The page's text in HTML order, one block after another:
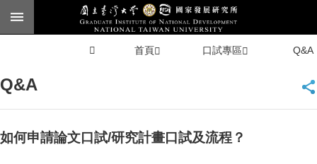
跳到主要內容區塊
臺大
首頁 口試專區 Q&A
Q&A
如何申請論文口試/研究計畫口試及流程？